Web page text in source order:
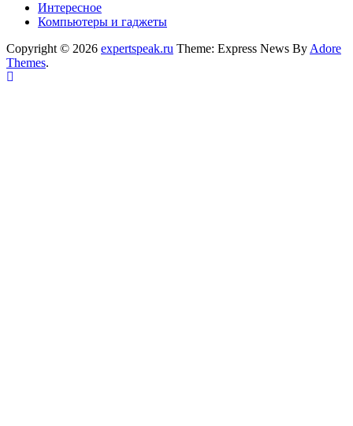
Интересное
Компьютеры и гаджеты
Copyright © 2026 expertspeak.ru Theme: Express News By Adore
Themes.